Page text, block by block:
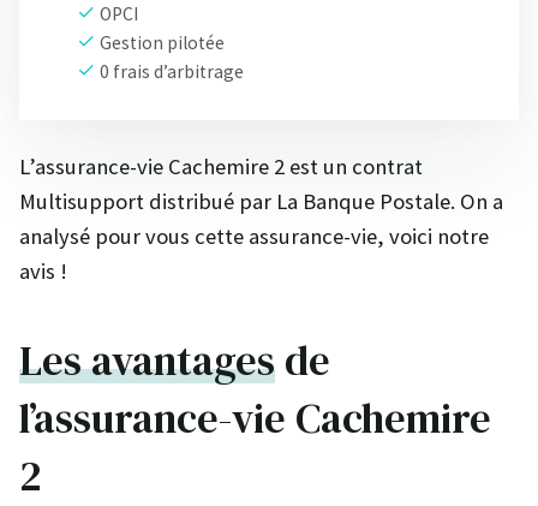
OPCI
Gestion pilotée
0 frais d’arbitrage
L’assurance-vie Cachemire 2 est un contrat
Multisupport distribué par La Banque Postale. On a
analysé pour vous cette assurance-vie, voici notre
avis !
Les avantagesde
l’assurance-vie Cachemire
2